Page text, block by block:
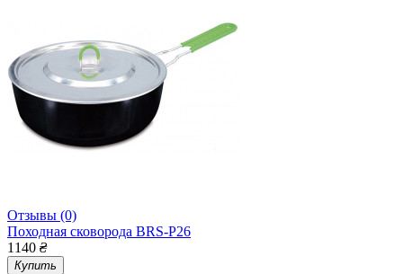
Отзывы (0)
Походная сковорода BRS-P26
1140 ₴
Купить